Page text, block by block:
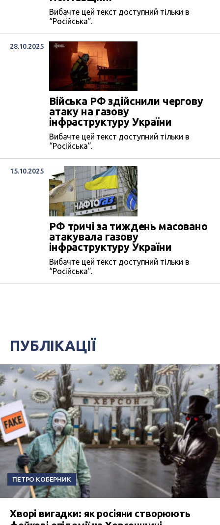
Вибачте цей текст доступний тільки в
“Російська”.
28.10.2025
Війська РФ здійснили чергову
атаку на газову
інфраструктуру України
Вибачте цей текст доступний тільки в
“Російська”.
15.10.2025
РФ тричі за тиждень масовано
атакувала газову
інфраструктуру України
Вибачте цей текст доступний тільки в
“Російська”.
ПУБЛІКАЦІЇ
ПЕТРО КОБЕРНИК
Хворі вигадки: як росіяни створюють